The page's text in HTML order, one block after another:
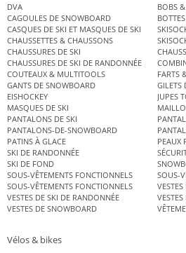
DVA
BOBS
CAGOULES DE SNOWBOARD
CASQUES DE SKI ET MASQUES DE SKI
CHAUSSETTES & CHAUSSONS
CHAUSSURES DE SKI
CHAUSSURES DE SKI DE RANDONNÉE
COUTEAUX & MULTITOOLS
FARTS
GANTS DE SNOWBOARD
GILETS
EISHOCKEY
JUPES
MASQUES DE SKI
PANTALONS DE SKI
PANTALONS-DE-SNOWBOARD
PATINS À GLACE
PEAUX
SKI DE RANDONNÉE
SKI DE FOND
SOUS-VÊTEMENTS FONCTIONNELS
SOUS-
SOUS-VÊTEMENTS FONCTIONNELS
VESTES DE SKI DE RANDONNÉE
VESTES DE SNOWBOARD
Vélos & bikes